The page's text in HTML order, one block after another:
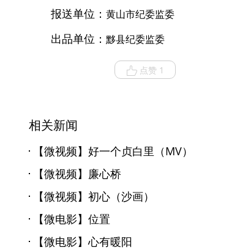
报送单位： 黄山市纪委监委
出品单位： 黟县纪委监委
点赞 1
相关新闻
【微视频】好一个贞白里（MV）
【微视频】廉心桥
【微视频】初心（沙画）
【微电影】位置
【微电影】心有暖阳